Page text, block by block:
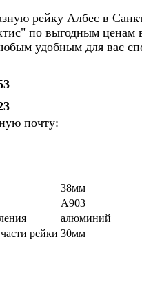
рейку Албес в
по выгодным ценам
удобным для вас
почту:
38мм
А903
алюминий
рейки 30мм